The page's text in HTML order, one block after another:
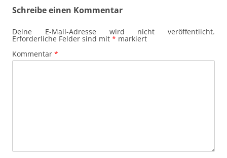
Schreibe einen Kommentar
Deine E-Mail-Adresse wird nicht veröffentlicht.
Erforderliche Felder sind mit * markiert
Kommentar *